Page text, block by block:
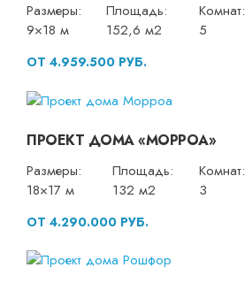
Размеры:
9×18 м
Площадь:
152,6 м2
Комнат:
5
ОТ 4.959.500 РУБ.
ПРОЕКТ ДОМА «МОРРОА»
Размеры:
18×17 м
Площадь:
132 м2
Комнат:
3
ОТ 4.290.000 РУБ.